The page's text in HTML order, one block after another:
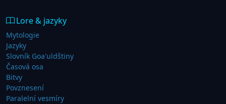
Lore & jazyky
Mytologie
Jazyky
Slovník Goa'uldštiny
Časová osa
Bitvy
Povznesení
Paralelní vesmíry